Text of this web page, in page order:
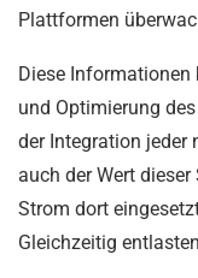
Plattformen
Diese Informationen
und Optimierung
der Integration jeder
auch der Wert
Strom dort
Gleichzeitig